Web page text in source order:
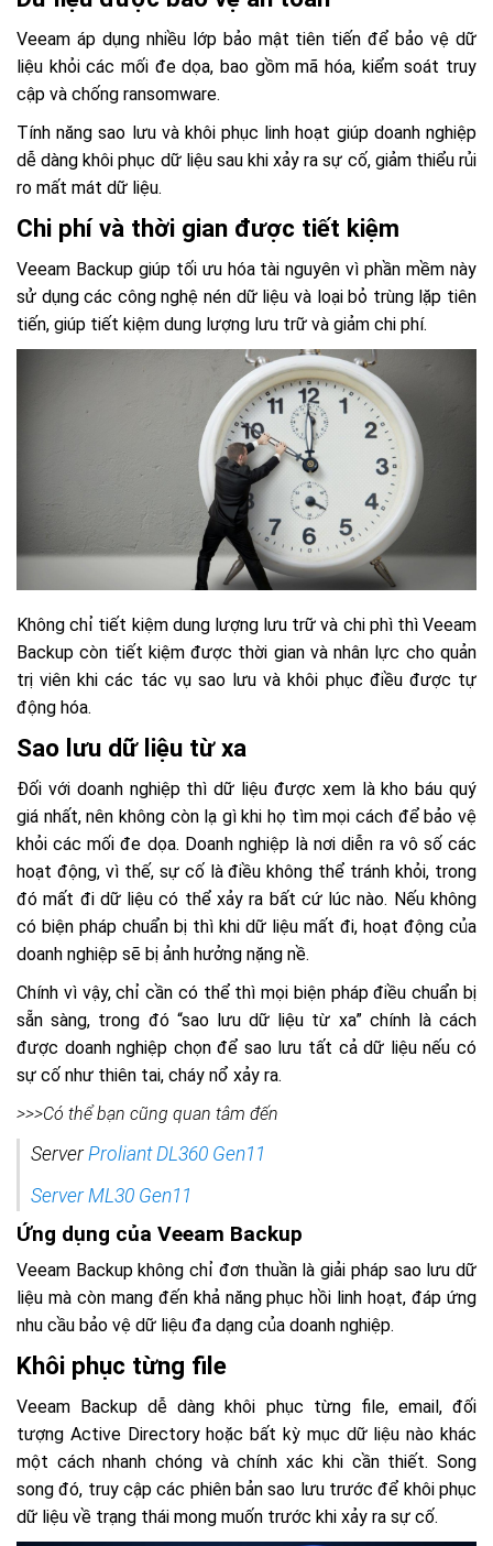
Veeam áp dụng nhiều lớp bảo mật tiên tiến để bảo vệ dữ
liệu khỏi các mối đe dọa, bao gồm mã hóa, kiểm soát truy
cập và chống ransomware.
Tính năng sao lưu và khôi phục linh hoạt giúp doanh nghiệp
dễ dàng khôi phục dữ liệu sau khi xảy ra sự cố, giảm thiểu rủi
ro mất mát dữ liệu.
Chi phí và thời gian được tiết kiệm
Veeam Backup giúp tối ưu hóa tài nguyên vì phần mềm này
sử dụng các công nghệ nén dữ liệu và loại bỏ trùng lặp tiên
tiến, giúp tiết kiệm dung lượng lưu trữ và giảm chi phí.
Không chỉ tiết kiệm dung lượng lưu trữ và chi phì thì Veeam
Backup còn tiết kiệm được thời gian và nhân lực cho quản
trị viên khi các tác vụ sao lưu và khôi phục điều được tự
động hóa.
Sao lưu dữ liệu từ xa
Đối với doanh nghiệp thì dữ liệu được xem là kho báu quý
giá nhất, nên không còn lạ gì khi họ tìm mọi cách để bảo vệ
khỏi các mối đe dọa. Doanh nghiệp là nơi diễn ra vô số các
hoạt động, vì thế, sự cố là điều không thể tránh khỏi, trong
đó mất đi dữ liệu có thể xảy ra bất cứ lúc nào. Nếu không
có biện pháp chuẩn bị thì khi dữ liệu mất đi, hoạt động của
doanh nghiệp sẽ bị ảnh hưởng nặng nề.
Chính vì vậy, chỉ cần có thể thì mọi biện pháp điều chuẩn bị
sẵn sàng, trong đó “sao lưu dữ liệu từ xa” chính là cách
được doanh nghiệp chọn để sao lưu tất cả dữ liệu nếu có
sự cố như thiên tai, cháy nổ xảy ra.
>>>Có thể bạn cũng quan tâm đến
Server Proliant DL360 Gen11
Server ML30 Gen11
Ứng dụng của Veeam Backup
Veeam Backup không chỉ đơn thuần là giải pháp sao lưu dữ
liệu mà còn mang đến khả năng phục hồi linh hoạt, đáp ứng
nhu cầu bảo vệ dữ liệu đa dạng của doanh nghiệp.
Khôi phục từng file
Veeam Backup dễ dàng khôi phục từng file, email, đối
tượng Active Directory hoặc bất kỳ mục dữ liệu nào khác
một cách nhanh chóng và chính xác khi cần thiết. Song
song đó, truy cập các phiên bản sao lưu trước để khôi phục
dữ liệu về trạng thái mong muốn trước khi xảy ra sự cố.